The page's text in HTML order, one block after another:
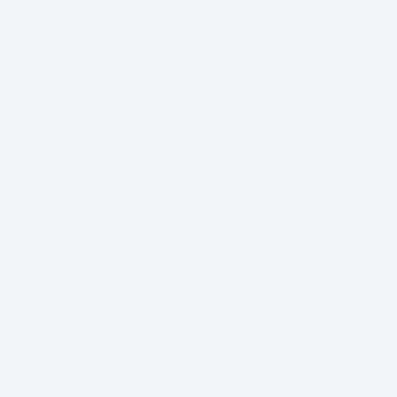
& Vergleich
an, um das eigene Kapital vor den Folgen der
überhaupt und wie kann man in Aktien als Laie